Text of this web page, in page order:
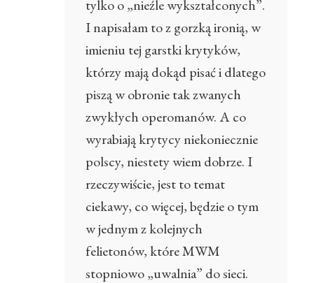
tylko o „nieźle wykształconych”.
I napisałam to z gorzką ironią, w
imieniu tej garstki krytyków,
którzy mają dokąd pisać i dlatego
piszą w obronie tak zwanych
zwykłych operomanów. A co
wyrabiają krytycy niekoniecznie
polscy, niestety wiem dobrze. I
rzeczywiście, jest to temat
ciekawy, co więcej, będzie o tym
w jednym z kolejnych
felietonów, które MWM
stopniowo „uwalnia” do sieci.